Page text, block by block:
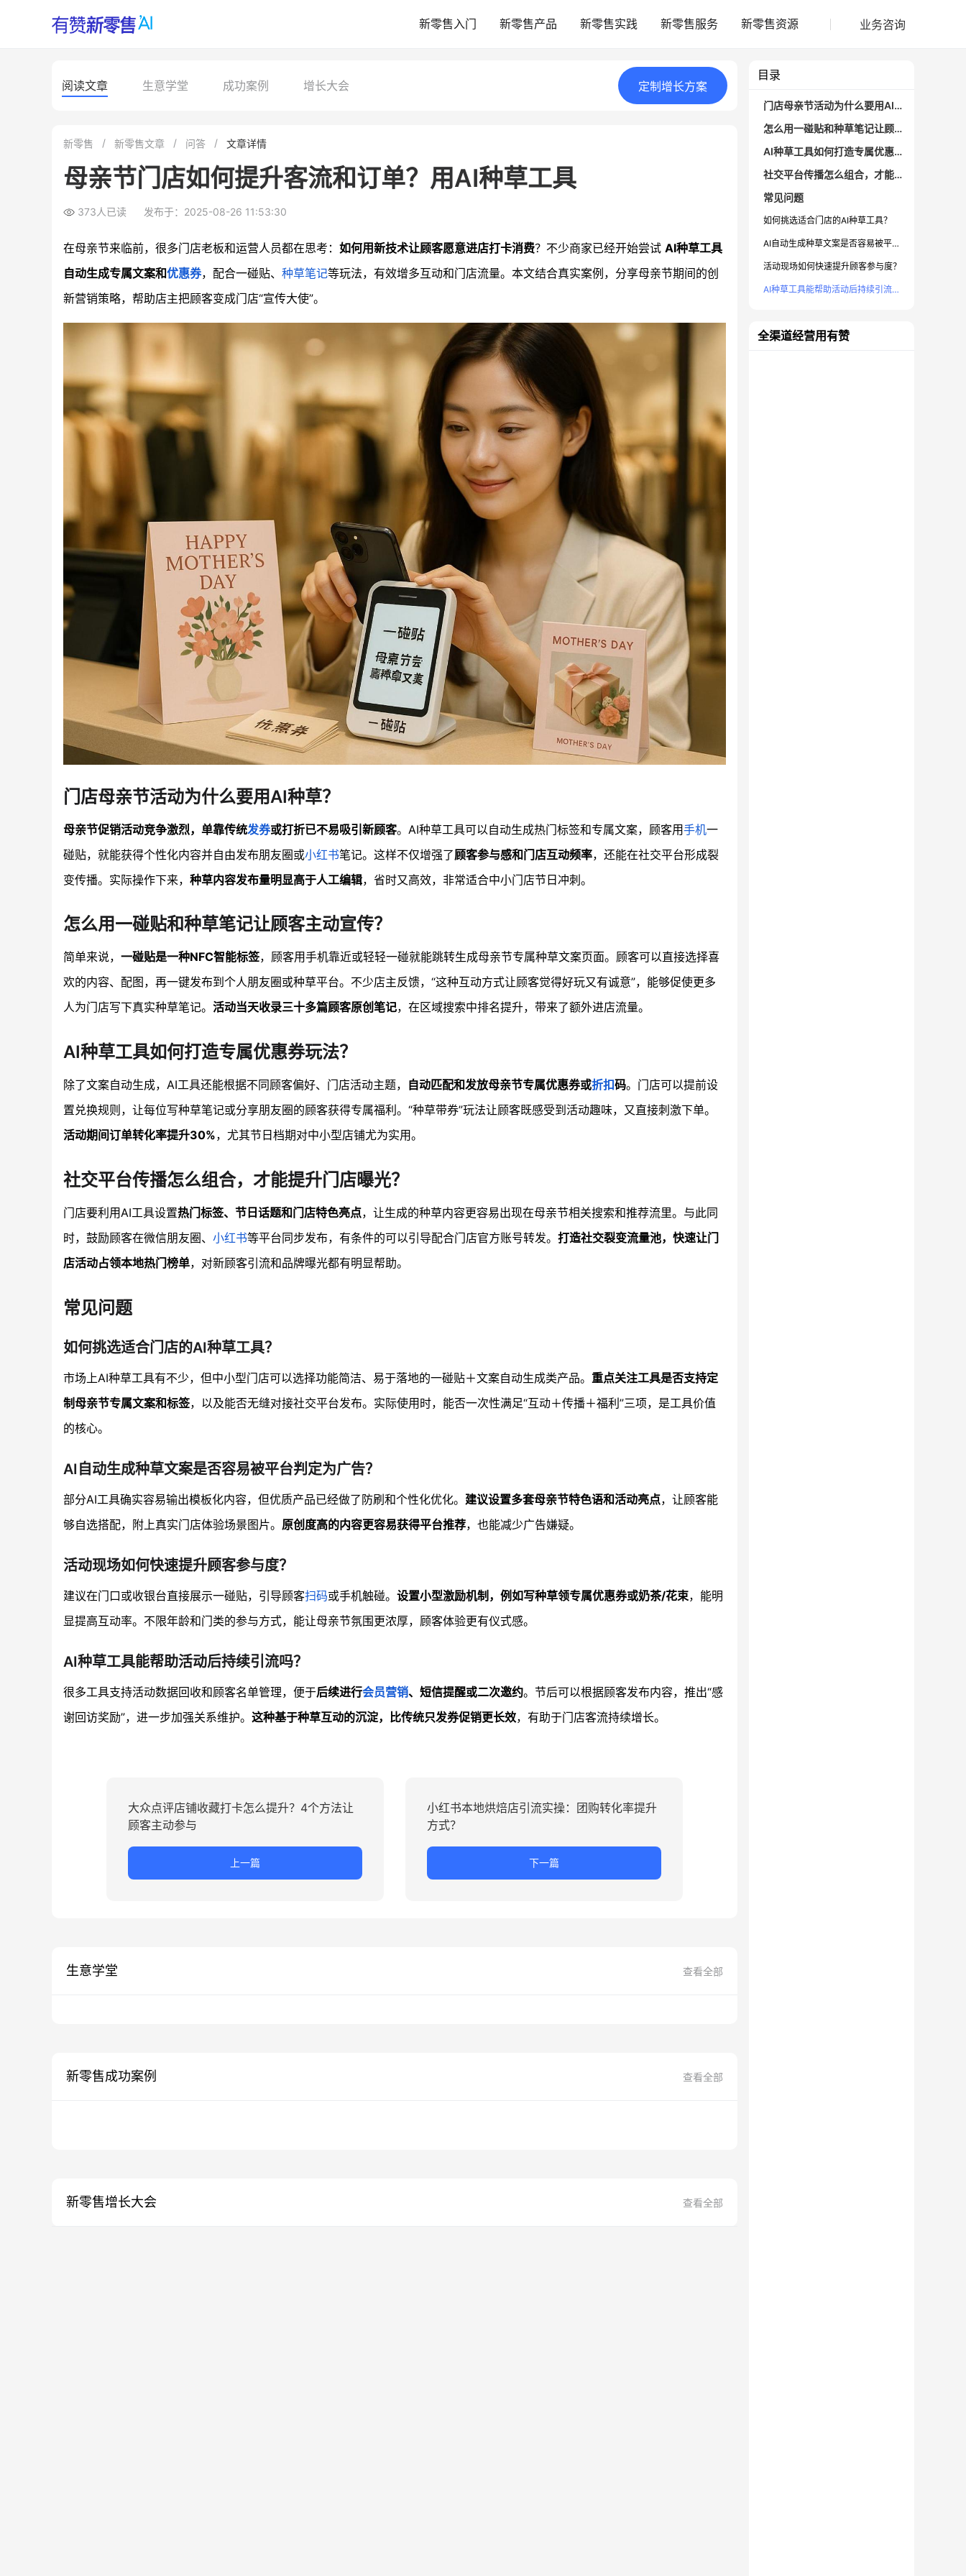
新零售入门 新零售产品 新零售实践 新零售服务 新零售资源 业务咨询
阅读文章 生意学堂 成功案例 增长大会 定制 增长方案
新零售 新零售文章 问答 文章详情
母亲节门店如何提升客流和订单？用AI种草工具
373人已读 发布于：2025-08-26 11:53:30
在母亲节来临前，很多门店老板和运营人员都在思考： 如何用新技术让顾客愿意进店打卡消费？不少商家已经开始尝试 AI种草工具
自动生成专属文案和优惠券，配合一碰贴、 种草笔记等玩法，有效增多互动和门店流量。本文结合真实案例，分享母亲节期间的创
新营销策略，帮助店主把顾客变成门店“宣传大使”。
门店母亲节活动为什么要用AI种草？
母亲节促销活动竞争激烈，单靠传统发券或打折已不易吸引新顾客。AI种草工具可以自动生成热门标签和专属文案，顾客用手机一
碰贴，就能获得个性化内容并自由发布朋友圈或小红书笔记。这样不仅增强了顾客参与感和门店互动频率，还能在社交平台形成裂
变传播。实际操作下来， 种草内容发布量明显高于人工编辑，省时又高效，非常适合中小门店节日冲刺。
怎么用一碰贴和种草笔记让顾客主动宣传？
简单来说， 一碰贴是一种NFC智能标签，顾客用手机靠近或轻轻一碰就能跳转生成母亲节专属种草文案页面。顾客可以直接选择喜
欢的内容、配图，再一键发布到个人朋友圈或种草平台。不少店主反馈，“这种互动方式让顾客觉得好玩又有诚意”，能够促使更多
人为门店写下真实种草笔记。 活动当天收录三十多篇顾客原创笔记，在区域搜索中排名提升，带来了额外进店流量。
AI种草工具如何打造专属优惠券玩法？
除了文案自动生成，AI工具还能根据不同顾客偏好、门店活动主题， 自动匹配和发放母亲节专属优惠券或折扣码。门店可以提前设
置兑换规则，让每位写种草笔记或分享朋友圈的顾客获得专属福利。“种草带券”玩法让顾客既感受到活动趣味，又直接刺激下单。
活动期间订单转化率提升30%，尤其节日档期对中小型店铺尤为实用。
社交平台传播怎么组合，才能提升门店曝光？
门店要利用AI工具设置热门标签、节日话题和门店特色亮点，让生成的种草内容更容易出现在母亲节相关搜索和推荐流里。与此同
时，鼓励顾客在微信朋友圈、 小红书等平台同步发布，有条件的可以引导配合门店官方账号转发。 打造社交裂变流量池，快速让门
店活动占领本地热门榜单，对新顾客引流和品牌曝光都有明显帮助。
常见问题
如何挑选适合门店的AI种草工具？
市场上AI种草工具有不少，但中小型门店可以选择功能简洁、易于落地的一碰贴＋文案自动生成类产品。 重点关注工具是否支持定
制母亲节专属文案和标签，以及能否无缝对接社交平台发布。实际使用时，能否一次性满足“互动＋传播＋福利”三项，是工具价值
的核心。
AI自动生成种草文案是否容易被平台判定为广告？
部分AI工具确实容易输出模板化内容，但优质产品已经做了防刷和个性化优化。 建议设置多套母亲节特色语和活动亮点，让顾客能
够自选搭配，附上真实门店体验场景图片。 原创度高的内容更容易获得平台推荐，也能减少广告嫌疑。
活动现场如何快速提升顾客参与度？
建议在门口或收银台直接展示一碰贴，引导顾客扫码或手机触碰。 设置小型激励机制，例如写种草领专属优惠券或奶茶/花束，能明
显提高互动率。不限年龄和门类的参与方式，能让母亲节氛围更浓厚，顾客体验更有仪式感。
AI种草工具能帮助活动后持续引流吗？
很多工具支持活动数据回收和顾客名单管理，便于后续进行会员营销、短信提醒或二次邀约。节后可以根据顾客发布内容，推出“感
谢回访奖励”，进一步加强关系维护。 这种基于种草互动的沉淀，比传统只发券促销更长效，有助于门店客流持续增长。
大众点评店铺收藏打卡怎么提升？4个方法让
顾客主动参与
上一篇
小红书本地烘焙店引流实操：团购转化率提升
方式？
下一篇
生意学堂 查看全部
新零售成功案例 查看全部
新零售增长大会 查看全部
目录
门店母亲节活动为什么要用AI种草？
怎么用一碰贴和种草笔记让顾客主动宣传？
AI种草工具如何打造专属优惠券玩法？
社交平台传播怎么组合，才能提升门店曝光？
常见问题
如何挑选适合门店的AI种草工具？
AI自动生成种草文案是否容易被平台判定为广告？
活动现场如何快速提升顾客参与度？
AI种草工具能帮助活动后持续引流吗？
全渠道经营用有赞